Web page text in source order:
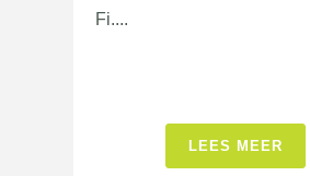
Fi....
LEES MEER